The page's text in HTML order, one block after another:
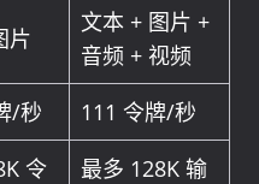
片
文本 + 图片 +
音频 + 视频
/秒 111 令牌/秒
令
最多 128K 输